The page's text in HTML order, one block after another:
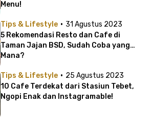
Menu!
Tips & Lifestyle · 31 Agustus 2023
5 Rekomendasi Resto dan Cafe di
Taman Jajan BSD, Sudah Coba yang
Mana?
Tips & Lifestyle · 25 Agustus 2023
10 Cafe Terdekat dari Stasiun Tebet,
Ngopi Enak dan Instagramable!